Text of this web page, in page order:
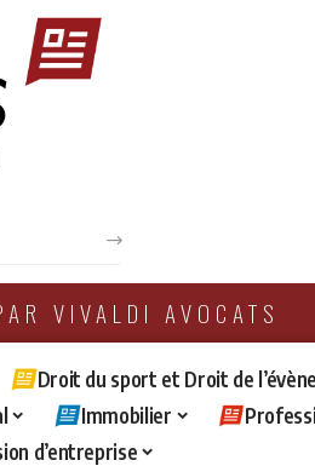
VIVALDI AVOCATS
Droit du sport et Droit de
Immobilier
d’entreprise